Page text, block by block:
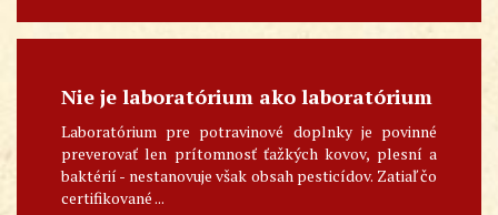
Nie je laboratórium ako laboratórium
Laboratórium pre potravinové doplnky je povinné
preverovať len prítomnosť ťažkých kovov, plesní a
baktérií - nestanovuje však obsah pesticídov. Zatiaľ čo
certifikované ...